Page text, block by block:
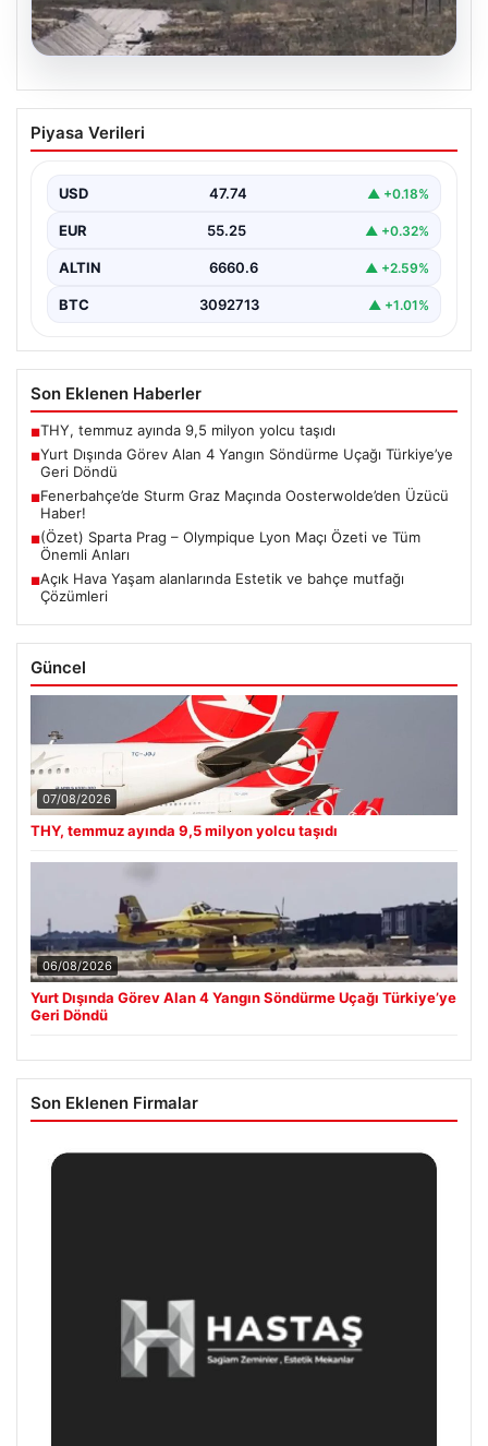
06.08.2026
Yurt Dışında Görev Alan 4 Yangın
Söndürme Uçağı Türkiye’ye Geri Döndü
göre, yaz boyunca İspanya ve Fransa’da çıkan orman…
Piyasa Verileri
USD 47.74 ▲ +0.18%
EUR 55.25 ▲ +0.32%
ALTIN 6660.6 ▲ +2.59%
BTC 3092713 ▲ +1.01%
Son Eklenen Haberler
■THY, temmuz ayında 9,5 milyon yolcu taşıdı
■Yurt Dışında Görev Alan 4 Yangın Söndürme Uçağı Türkiye’ye
Geri Döndü
■Fenerbahçe’de Sturm Graz Maçında Oosterwolde’den Üzücü
Haber!
■(Özet) Sparta Prag – Olympique Lyon Maçı Özeti ve Tüm
Önemli Anları
■Açık Hava Yaşam alanlarında Estetik ve bahçe mutfağı
Çözümleri
Güncel
07/08/2026
THY, temmuz ayında 9,5 milyon yolcu taşıdı
06/08/2026
Yurt Dışında Görev Alan 4 Yangın Söndürme Uçağı Türkiye’ye
Geri Döndü
Son Eklenen Firmalar